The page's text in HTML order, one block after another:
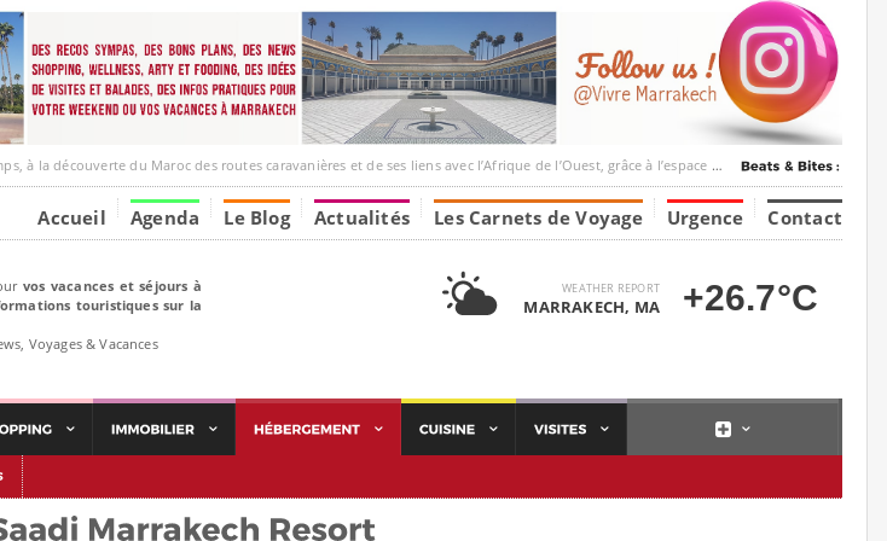
du Maroc des routes caravanières et de ses liens avec l’Afrique de l’Ouest, grâce à l’espace Marrakesh-Tumbuktu.
Accueil Agenda Le Blog Actualités Les Carnets de Voyage Urgence Contact
vos vacances et séjours à
touristiques sur la
Voyages & Vacances
WEATHER REPORT
MARRAKECH, MA +26.7°C